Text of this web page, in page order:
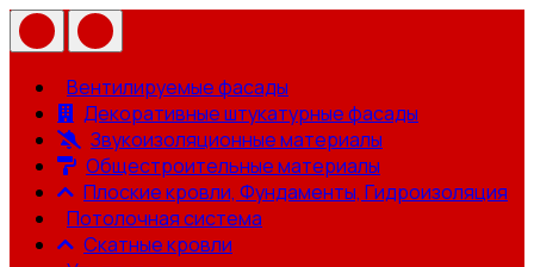
Вентилируемые фасады
Декоративные штукатурные фасады
Звукоизоляционные материалы
Общестроительные материалы
Плоские кровли, Фундаменты, Гидроизоляция
Потолочная система
Скатные кровли